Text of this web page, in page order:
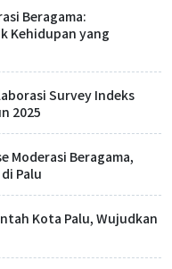
Beragama:
Kehidupan yang
Survey Indeks
2025
Moderasi Beragama,
Palu
Kota Palu, Wujudkan